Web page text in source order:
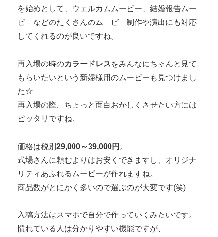
を始めとして、ウェルカムムービー、結婚報告ムー
ビーなどのたくさんのムービー制作や演出にも対応
してくれるのが良いですね。
再入場の時のカラードレスをみんなにちゃんと見て
もらいたいという新婦様用のムービーも見つけまし
た☆
再入場の際、ちょっと面白おかしくさせたい方には
ピッタリですね。
価格は税別29,000～39,000円 。
式場さんに頼むよりはお安くできますし、オリジナ
リティあふれるムービーが作れますね。
商品数がとにかく多いので選ぶのが大変です(笑)
入稿方法はスマホで自分で作っていくみたいです。
慣れている人は分かりやすい機能ですが、